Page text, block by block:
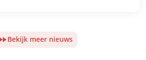
Bekijk meer nieuws